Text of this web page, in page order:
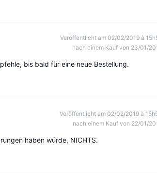
Veröffentlicht am 02/02/2019 à
nach einem Kauf von 23/01/
bis bald für eine neue Bestellung.
Veröffentlicht am 02/02/2019 à
nach einem Kauf von 22/01/
haben würde, NICHTS.